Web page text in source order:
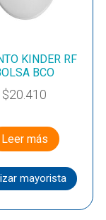
KINDER RF
BCO
$20.410
Leer más
mayorista